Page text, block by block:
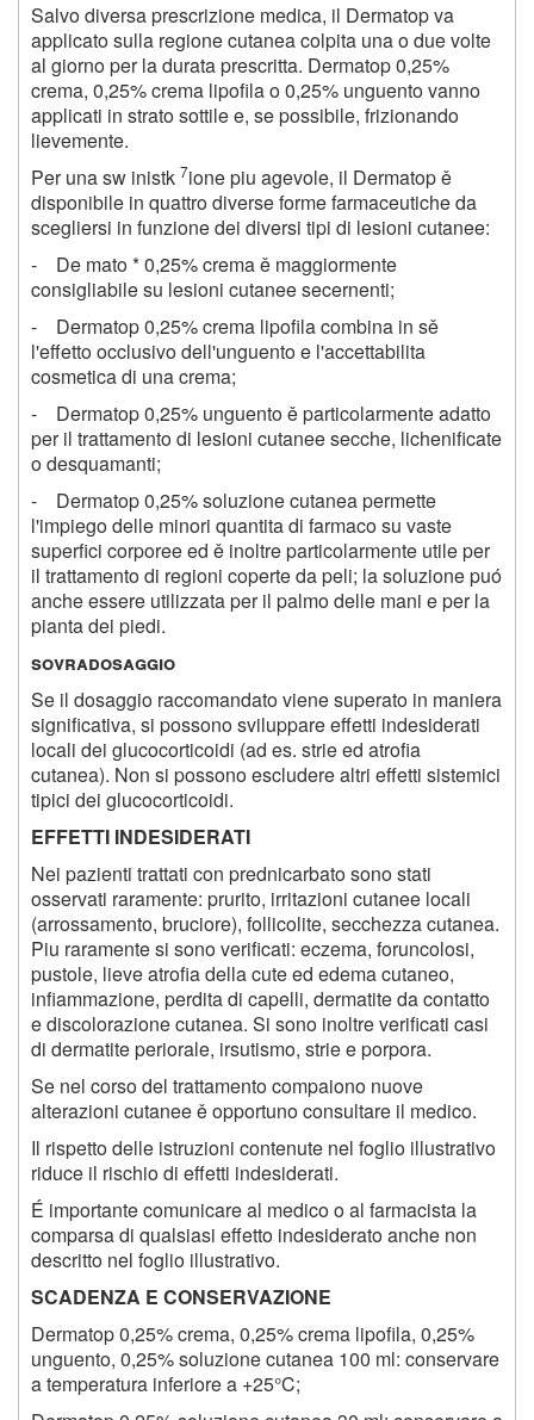
Salvo diversa prescrizione medica, il Dermatop va
applicato sulla regione cutanea colpita una o due volte
al giorno per la durata prescritta. Dermatop 0,25%
crema, 0,25% crema lipofila o 0,25% unguento vanno
applicati in strato sottile e, se possibile, frizionando
lievemente.
Per una sw inistk 7ione piu agevole, il Dermatop ě
disponibile in quattro diverse forme farmaceutiche da
scegliersi in funzione dei diversi tipi di lesioni cutanee:
- De mato * 0,25% crema ě maggiormente
consigliabile su lesioni cutanee secernenti;
- Dermatop 0,25% crema lipofila combina in sě
l'effetto occlusivo dell'unguento e l'accettabilita
cosmetica di una crema;
- Dermatop 0,25% unguento ě particolarmente adatto
per il trattamento di lesioni cutanee secche, lichenificate
o desquamanti;
- Dermatop 0,25% soluzione cutanea permette
l'impiego delle minori quantita di farmaco su vaste
superfici corporee ed ě inoltre particolarmente utile per
il trattamento di regioni coperte da peli; la soluzione puó
anche essere utilizzata per il palmo delle mani e per la
pianta dei piedi.
sovradosaggio
Se il dosaggio raccomandato viene superato in maniera
significativa, si possono sviluppare effetti indesiderati
locali dei glucocorticoidi (ad es. strie ed atrofia
cutanea). Non si possono escludere altri effetti sistemici
tipici dei glucocorticoidi.
EFFETTI INDESIDERATI
Nei pazienti trattati con prednicarbato sono stati
osservati raramente: prurito, irritazioni cutanee locali
(arrossamento, bruciore), follicolite, secchezza cutanea.
Piu raramente si sono verificati: eczema, foruncolosi,
pustole, lieve atrofia della cute ed edema cutaneo,
infiammazione, perdita di capelli, dermatite da contatto
e discolorazione cutanea. Si sono inoltre verificati casi
di dermatite periorale, irsutismo, strie e porpora.
Se nel corso del trattamento compaiono nuove
alterazioni cutanee ě opportuno consultare il medico.
Il rispetto delle istruzioni contenute nel foglio illustrativo
riduce il rischio di effetti indesiderati.
É importante comunicare al medico o al farmacista la
comparsa di qualsiasi effetto indesiderato anche non
descritto nel foglio illustrativo.
SCADENZA E CONSERVAZIONE
Dermatop 0,25% crema, 0,25% crema lipofila, 0,25%
unguento, 0,25% soluzione cutanea 100 ml: conservare
a temperatura inferiore a +25°C;